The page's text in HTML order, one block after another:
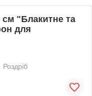
"Блакитне та
для
Роздріб